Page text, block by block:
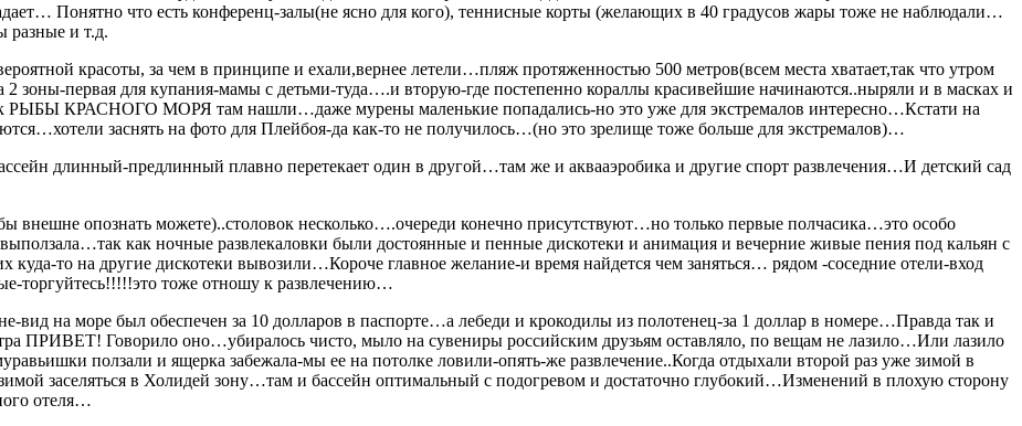
Понятно что есть конференц-залы(не ясно для кого), теннисные корты (желающих в 40 градусов жары тоже не наблюдали…
разные и т.д.
красоты, за чем в принципе и ехали,вернее летели…пляж протяженностью 500 метров(всем места хватает,так что утром
2 зоны-первая для купания-мамы с детьми-туда….и вторую-где постепенно кораллы красивейшие начинаются..ныряли и в масках и
РЫБЫ КРАСНОГО МОРЯ там нашли…даже мурены маленькие попадались-но это уже для экстремалов интересно…Кстати на
заснять на фото для Плейбоя-да как-то не получилось…(но это зрелище тоже больше для экстремалов)…
длинный-предлинный плавно перетекает один в другой…там же и аквааэробика и другие спорт развлечения…И детский сад
внешне опознать можете)..столовок несколько….очереди конечно присутствуют…но только первые полчасика…это особо
как ночные развлекаловки были достоянные и пенные дискотеки и анимация и вечерние живые пения под кальян с
то на другие дискотеки вывозили…Короче главное желание-и время найдется чем заняться… рядом -соседние отели-вход
торгуйтесь!!!!!это тоже отношу к развлечению…
на море был обеспечен за 10 долларов в паспорте…а лебеди и крокодилы из полотенец-за 1 доллар в номере…Правда так и
ПРИВЕТ! Говорило оно…убиралось чисто, мыло на сувениры российским друзьям оставляло, по вещам не лазило…Или лазило
ползали и ящерка забежала-мы ее на потолке ловили-опять-же развлечение..Когда отдыхали второй раз уже зимой в
заселяться в Холидей зону…там и бассейн оптимальный с подогревом и достаточно глубокий…Изменений в плохую сторону
отеля…